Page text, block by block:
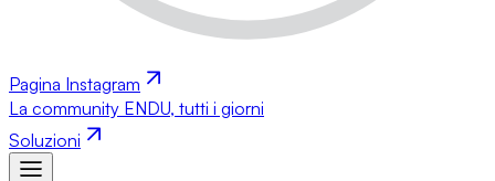
Pagina Instagram
La community ENDU, tutti i giorni
Soluzioni